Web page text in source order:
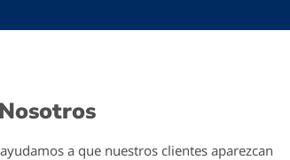
a que nuestros clientes aparezcan